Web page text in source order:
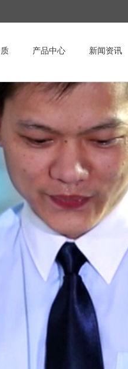
产品中心 新闻资讯